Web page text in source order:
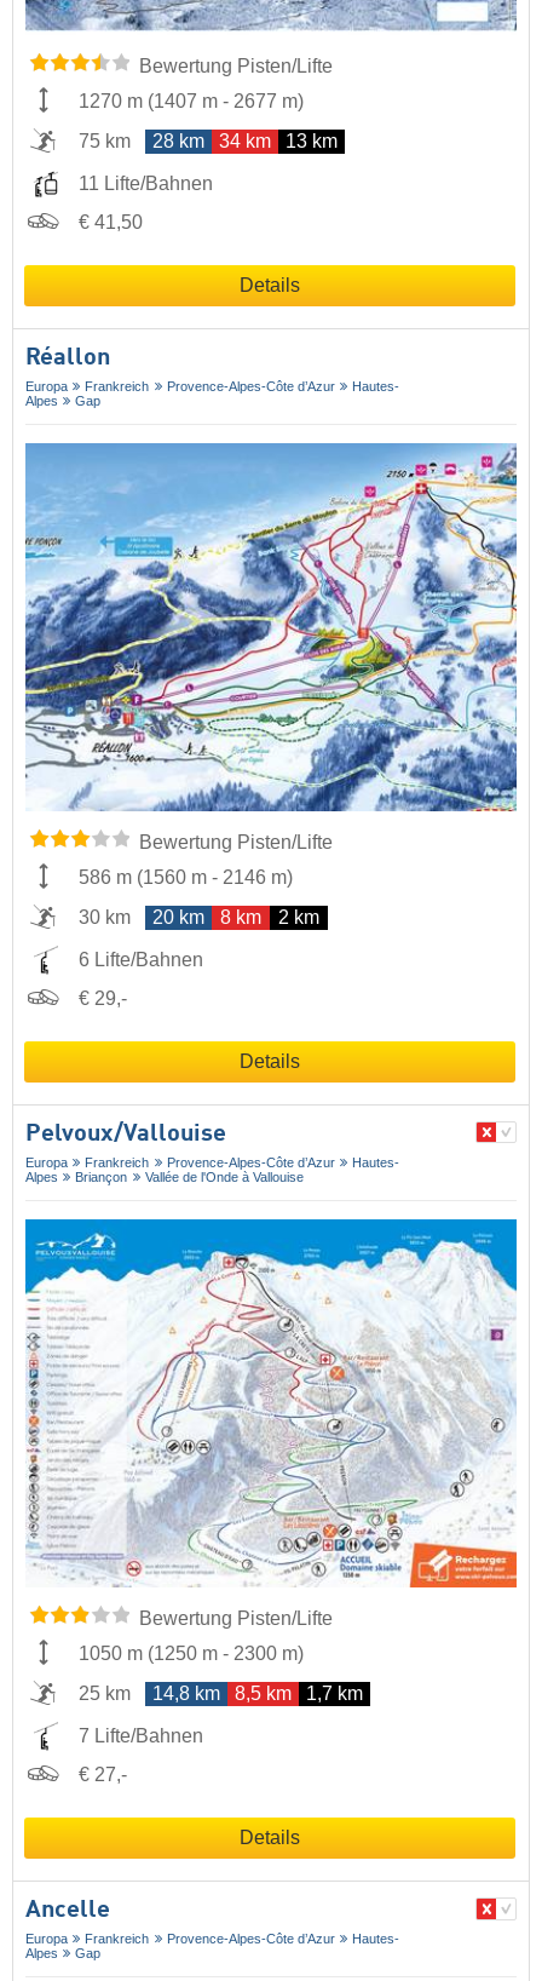
Bewertung Pisten/Lifte
1270 m (1407 m - 2677 m)
75 km
28 km 34 km 13 km
11 Lifte/Bahnen
€ 41,50
Details
Réallon
Europa Frankreich Provence-Alpes-Côte d’Azur
Hautes-
Alpes
Gap
Bewertung Pisten/Lifte
586 m (1560 m - 2146 m)
30 km
20 km 8 km 2 km
6 Lifte/Bahnen
€ 29,-
Details
Pelvoux/​Vallouise
Europa Frankreich Provence-Alpes-Côte d’Azur
Hautes-
Alpes
Briançon Vallée de l'Onde à Vallouise
Bewertung Pisten/Lifte
1050 m (1250 m - 2300 m)
25 km
14,8 km 8,5 km 1,7 km
7 Lifte/Bahnen
€ 27,-
Details
Ancelle
Europa Frankreich Provence-Alpes-Côte d’Azur
Hautes-
Alpes
Gap